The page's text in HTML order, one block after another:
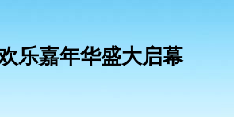
乐嘉年华盛大启幕